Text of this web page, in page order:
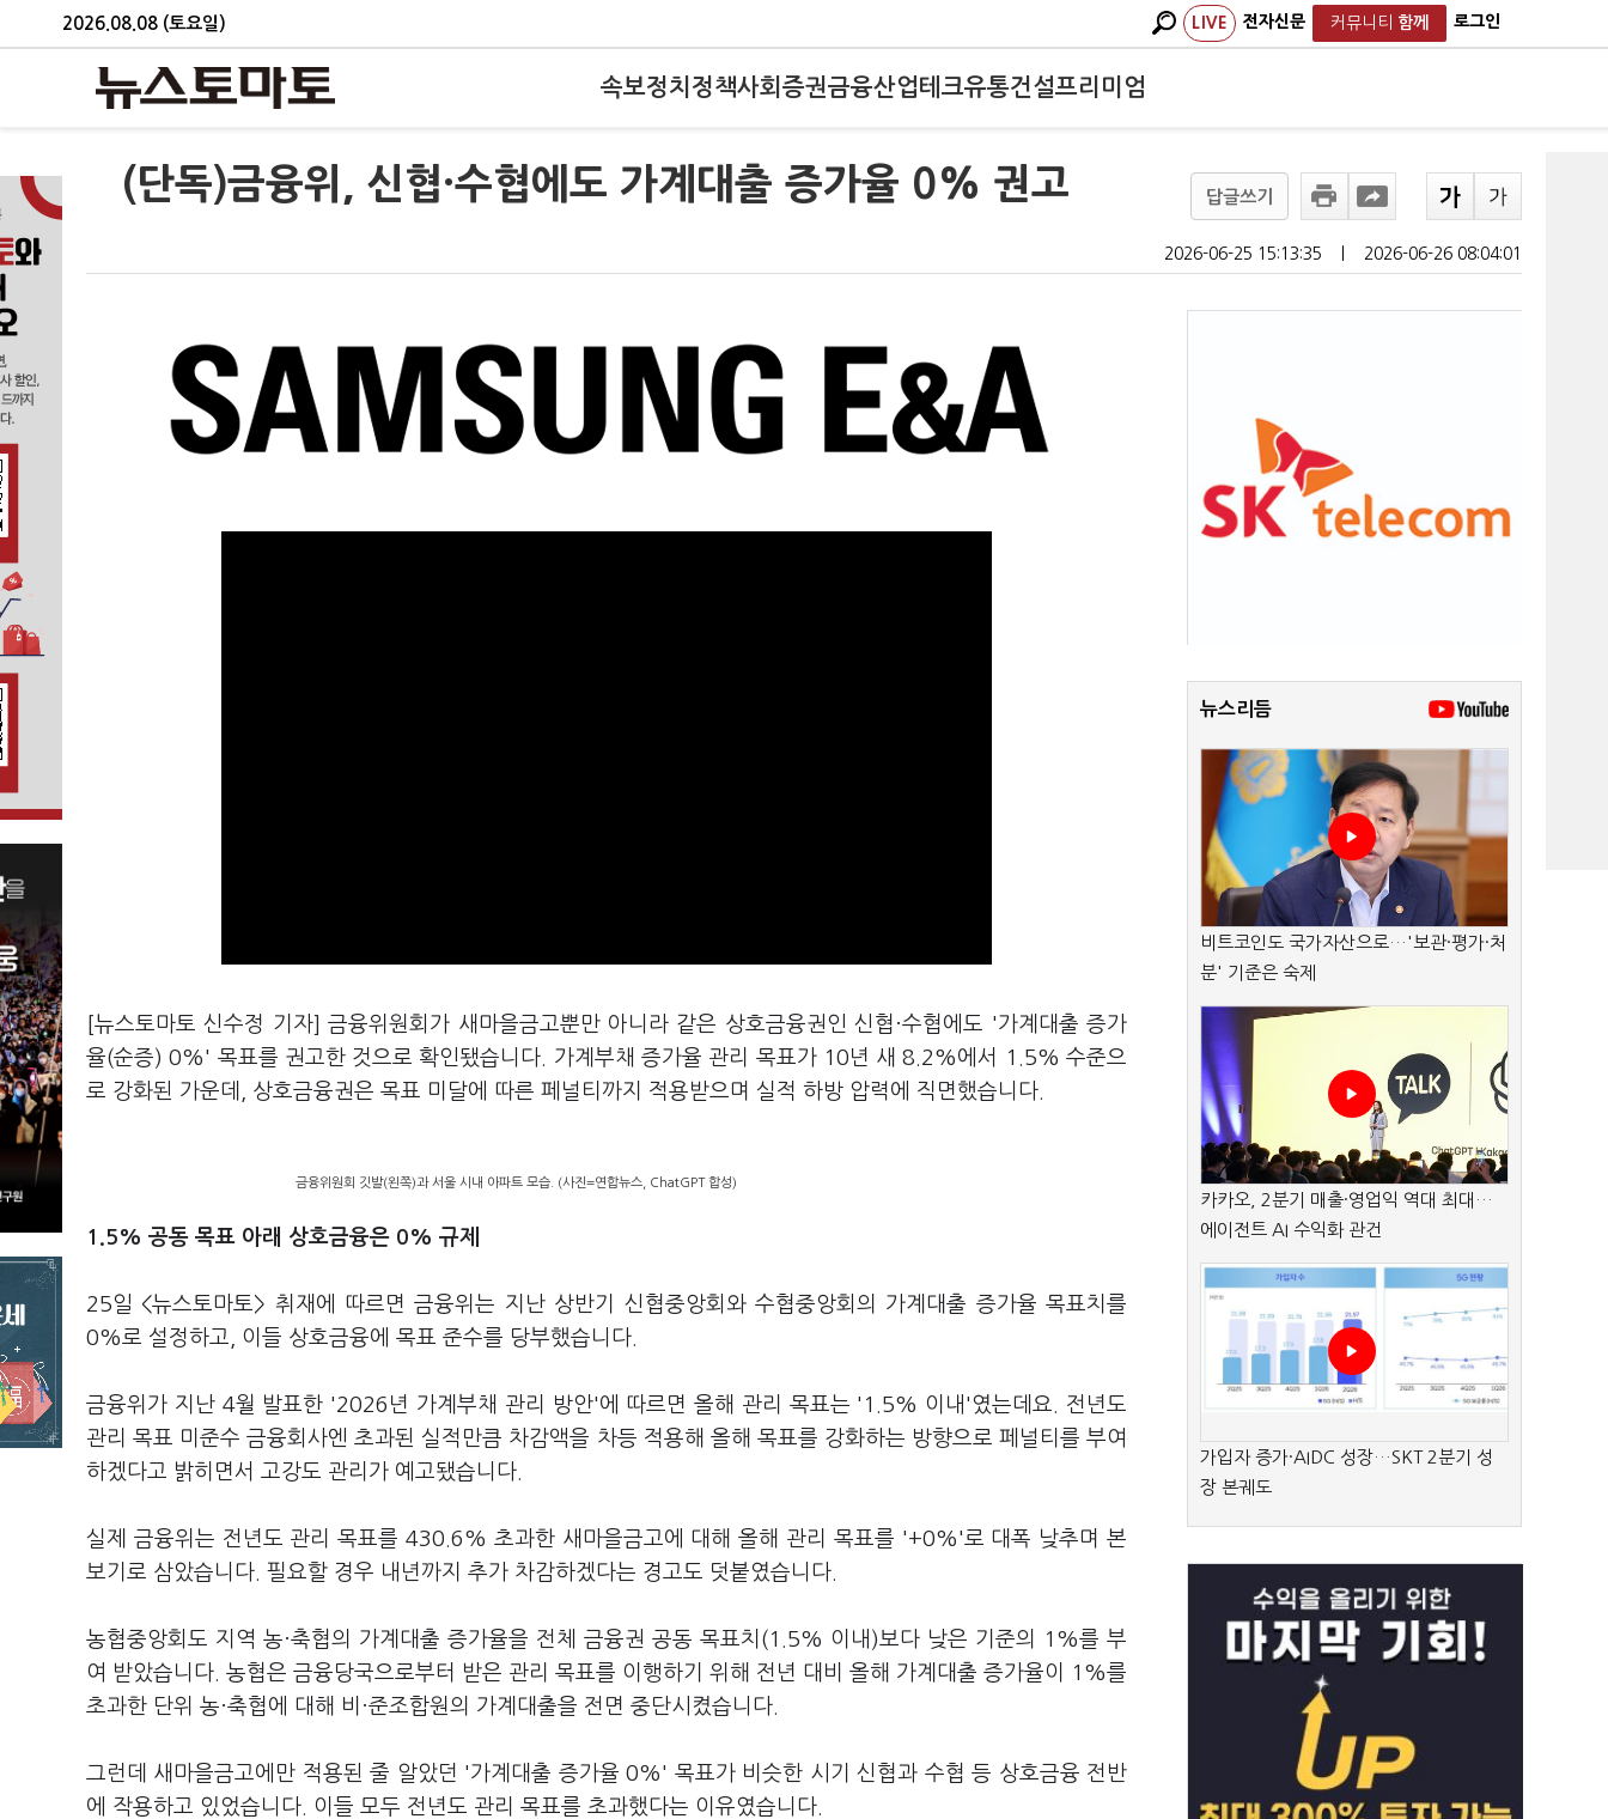
2026.08.08 (토요일) LIVE 전자신문 커뮤니티 함께 로그인
속보정치 정책사회 증권금융산업테크유통건설프리미엄
(단독)금융위, 신협·수협에도 가계대출 증가율 0% 권고 답글쓰기
2026-06-25 15:13:35 2026-06-26 08:04:01
[뉴스토마토 신수정 기자] 금융위원회가 새마을금고뿐만 아니라 같은 상호금융권인 신협·수협에도 '가계대출 증가
율(순증) 0%' 목표를 권고한 것으로 확인됐습니다. 가계부채 증가율 관리 목표가 10년 새 8.2%에서 1.5% 수준으
로 강화된 가운데, 상호금융권은 목표 미달에 따른 페널티까지 적용받으며 실적 하방 압력에 직면했습니다.
금융위원회 깃발(왼쪽)과 서울 시내 아파트 모습. (사진=연합뉴스, ChatGPT 합성)
1.5% 공동 목표 아래 상호금융은 0% 규제
25일 <뉴스토마토> 취재에 따르면 금융위는 지난 상반기 신협중앙회와 수협중앙회의 가계대출 증가율 목표치를
0%로 설정하고, 이들 상호금융에 목표 준수를 당부했습니다.
금융위가 지난 4월 발표한 '2026년 가계부채 관리 방안'에 따르면 올해 관리 목표는 '1.5% 이내'였는데요. 전년도
관리 목표 미준수 금융회사엔 초과된 실적만큼 차감액을 차등 적용해 올해 목표를 강화하는 방향으로 페널티를 부여
하겠다고 밝히면서 고강도 관리가 예고됐습니다.
실제 금융위는 전년도 관리 목표를 430.6% 초과한 새마을금고에 대해 올해 관리 목표를 '+0%'로 대폭 낮추며 본
보기로 삼았습니다. 필요할 경우 내년까지 추가 차감하겠다는 경고도 덧붙였습니다.
농협중앙회도 지역 농·축협의 가계대출 증가율을 전체 금융권 공동 목표치(1.5% 이내)보다 낮은 기준의 1%를 부
여 받았습니다. 농협은 금융당국으로부터 받은 관리 목표를 이행하기 위해 전년 대비 올해 가계대출 증가율이 1%를
초과한 단위 농·축협에 대해 비·준조합원의 가계대출을 전면 중단시켰습니다.
그런데 새마을금고에만 적용된 줄 알았던 '가계대출 증가율 0%' 목표가 비슷한 시기 신협과 수협 등 상호금융 전반
에 작용하고 있었습니다. 이들 모두 전년도 관리 목표를 초과했다는 이유였습니다.
뉴스리듬
비트코인도 국가자산으로…'보관·평가·처
분' 기준은 숙제
카카오, 2분기 매출·영업익 역대 최대…
에이전트 AI 수익화 관건
가입자 증가·AIDC 성장…SKT 2분기 성
장 본궤도